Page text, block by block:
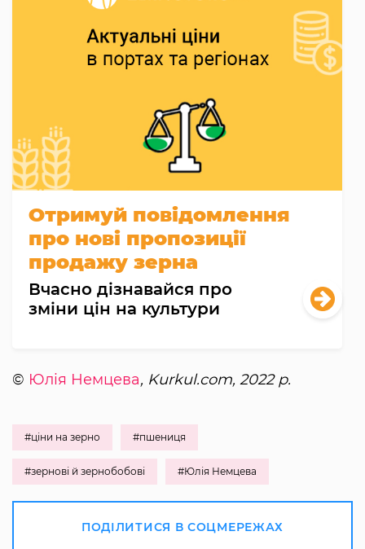
Отримуй повідомлення
про нові пропозиції
продажу зерна
Вчасно дізнавайся про
зміни цін на культури
© Юлія Немцева, Kurkul.com, 2022 р.
#ціни на зерно #пшениця
#зернові й зернобобові #Юлія Немцева
ПОДІЛИТИСЯ В СОЦМЕРЕЖАХ